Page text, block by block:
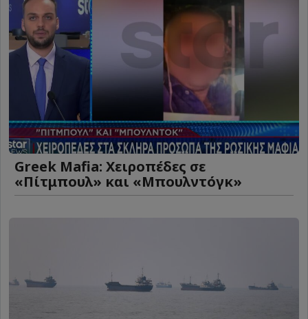
Greek Mafia: Χειροπέδες σε
«Πίτμπουλ» και «Μπουλντόγκ»